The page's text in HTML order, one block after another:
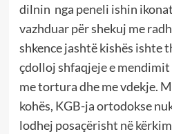
dilnin nga peneli ishin
vazhduar për shekuj me
shkence jashtë kishës ishte
çdolloj shfaqjeje e
me tortura dhe me vdekje.
kohës, KGB-ja ortodokse
lodhej posaçërisht në